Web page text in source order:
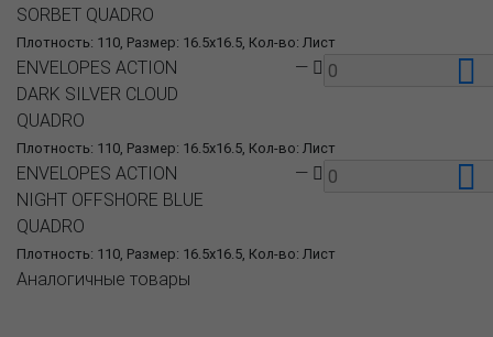
Плотность: 110, Размер: 16.5x16.5, Кол-во: Лист
SORBET QUADRO
Плотность: 110, Размер: 16.5x16.5, Кол-во: Лист
ENVELOPES ACTION
DARK SILVER CLOUD
QUADRO
—
Плотность: 110, Размер: 16.5x16.5, Кол-во: Лист
ENVELOPES ACTION
NIGHT OFFSHORE BLUE
QUADRO
—
Аналогичные товары